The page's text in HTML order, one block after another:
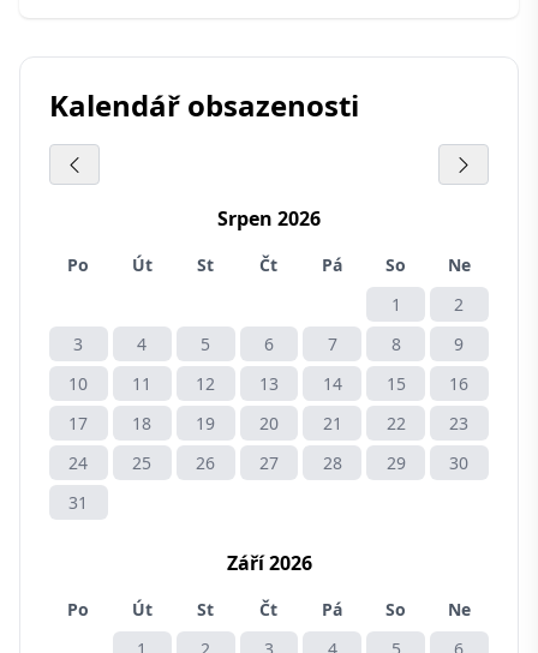
Kalendář obsazenosti
Srpen 2026
Po Út St Čt Pá So
Ne
1
2
3
4 5 6 7 8
9
10
11 12 13 14 15
16
17
18 19 20 21 22
23
24
25 26 27 28 29
30
31
Září 2026
Po Út St Čt Pá So
Ne